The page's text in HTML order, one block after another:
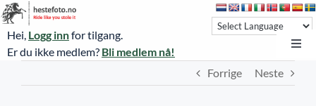
Skip
to
content
Hei, Logg innfor tilgang.
Er du ikke medlem? Bli medlem nå!
Forrige Neste